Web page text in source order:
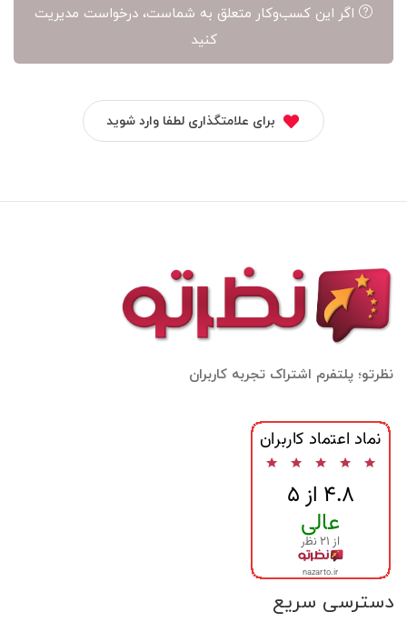
اگر این کسب‌وکار متعلق به شماست، درخواست مدیریت
کنید
برای علامتگذاری لطفا وارد شوید
نظرتو؛ پلتفرم اشتراک تجربه کاربران
دسترسی سریع